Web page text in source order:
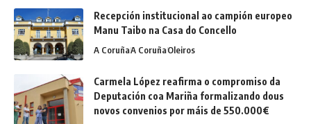
Recepción institucional ao campión europeo
Manu Taibo na Casa do Concello
A CoruñaA CoruñaOleiros
Carmela López reafirma o compromiso da
Deputación coa Mariña formalizando dous
novos convenios por máis de 550.000€